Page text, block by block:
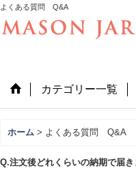
よくある質問 Q&A
カテゴリー一覧
ホーム > よくある質問 Q&A
Q.注文後どれくらいの納期で届き